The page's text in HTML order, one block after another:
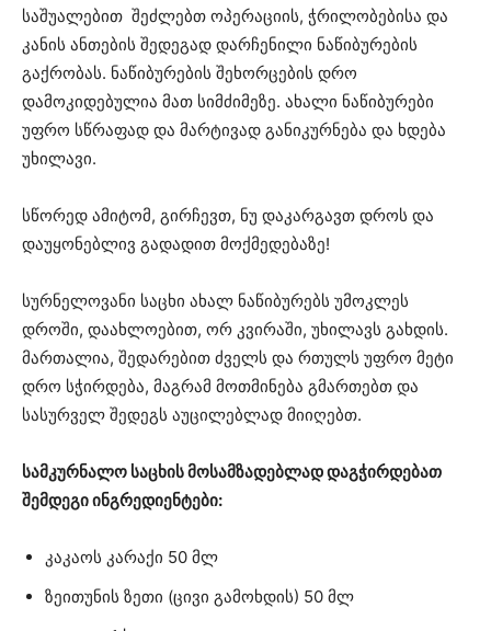
საშუალებით შეძლებთ ოპერაციის, ჭრილობებისა და
კანის ანთების შედეგად დარჩენილი ნაწიბურების
გაქრობას. ნაწიბურების შეხორცების დრო
დამოკიდებულია მათ სიმძიმეზე. ახალი ნაწიბურები
უფრო სწრაფად და მარტივად განიკურნება და ხდება
უხილავი.
სწორედ ამიტომ, გირჩევთ, ნუ დაკარგავთ დროს და
დაუყონებლივ გადადით მოქმედებაზე!
სურნელოვანი საცხი ახალ ნაწიბურებს უმოკლეს
დროში, დაახლოებით, ორ კვირაში, უხილავს გახდის.
მართალია, შედარებით ძველს და რთულს უფრო მეტი
დრო სჭირდება, მაგრამ მოთმინება გმართებთ და
სასურველ შედეგს აუცილებლად მიიღებთ.
სამკურნალო საცხის მოსამზადებლად დაგჭირდებათ
შემდეგი ინგრედიენტები:
კაკაოს კარაქი 50 მლ
ზეითუნის ზეთი (ცივი გამოხდის) 50 მლ